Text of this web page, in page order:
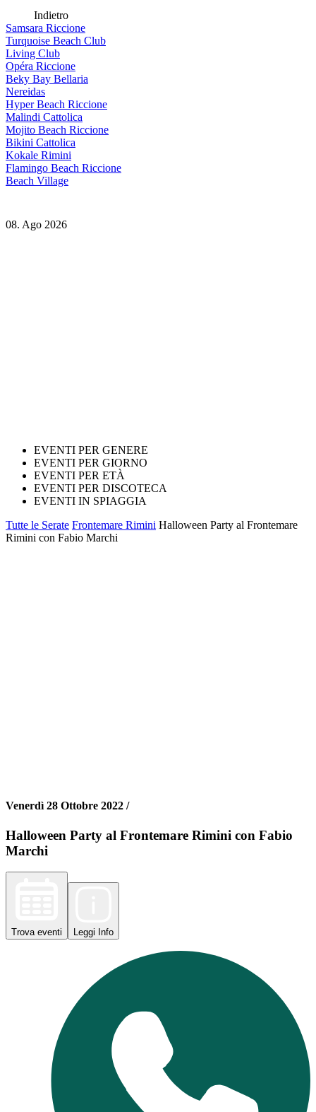
Indietro
Samsara Riccione
Turquoise Beach Club
Living Club
Opéra Riccione
Beky Bay Bellaria
Nereidas
Hyper Beach Riccione
Malindi Cattolica
Mojito Beach Riccione
Bikini Cattolica
Kokale Rimini
Flamingo Beach Riccione
Beach Village
08. Ago 2026
EVENTI PER GENERE
EVENTI PER GIORNO
EVENTI PER ETÀ
EVENTI PER DISCOTECA
EVENTI IN SPIAGGIA
Tutte le Serate Frontemare Rimini Halloween Party al Frontemare
Rimini con Fabio Marchi
Venerdì 28 Ottobre 2022 /
Halloween Party al Frontemare Rimini con Fabio
Marchi
Trova eventi Leggi Info